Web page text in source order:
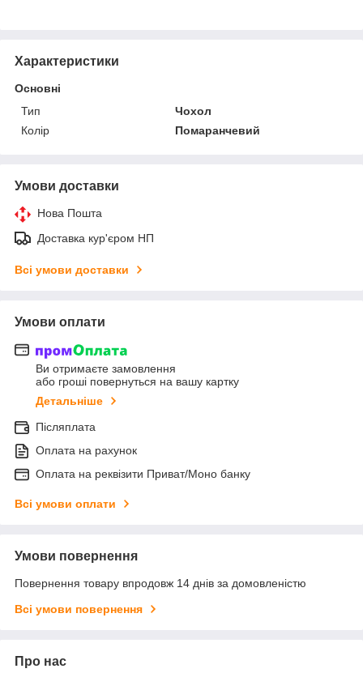
Характеристики
Основні
Тип
Чохол
Колір
Помаранчевий
Умови доставки
Нова Пошта
Доставка кур'єром НП
Всі умови доставки
Умови оплати
Ви отримаєте замовлення
або гроші повернуться на вашу картку
Детальніше
Післяплата
Оплата на рахунок
Оплата на реквізити Приват/Моно банку
Всі умови оплати
Умови повернення
Повернення товару впродовж 14 днів за домовленістю
Всі умови повернення
Про нас